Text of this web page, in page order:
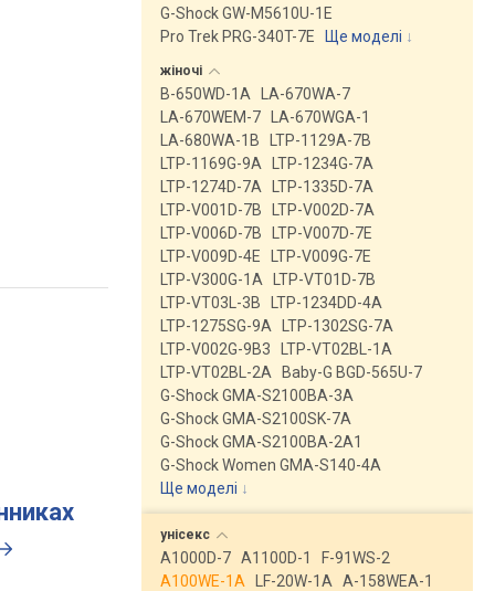
G-Shock GW-M5610U-1E
Pro Trek PRG-340T-7E
Ще моделі ↓
жіночі
B-650WD-1A
LA-670WA-7
LA-670WEM-7
LA-670WGA-1
LA-680WA-1B
LTP-1129A-7B
LTP-1169G-9A
LTP-1234G-7A
LTP-1274D-7A
LTP-1335D-7A
LTP-V001D-7B
LTP-V002D-7A
LTP-V006D-7B
LTP-V007D-7E
LTP-V009D-4E
LTP-V009G-7E
LTP-V300G-1A
LTP-VT01D-7B
LTP-VT03L-3B
LTP-1234DD-4A
LTP-1275SG-9A
LTP-1302SG-7A
LTP-V002G-9B3
LTP-VT02BL-1A
LTP-VT02BL-2A
Baby-G BGD-565U-7
G-Shock GMA-S2100BA-3A
G-Shock GMA-S2100SK-7A
G-Shock GMA-S2100BA-2A1
G-Shock Women GMA-S140-4A
Ще моделі ↓
унісекс
A1000D-7 A1100D-1
F-91WS-2
A100WE-1A
LF-20W-1A
A-158WEA-1